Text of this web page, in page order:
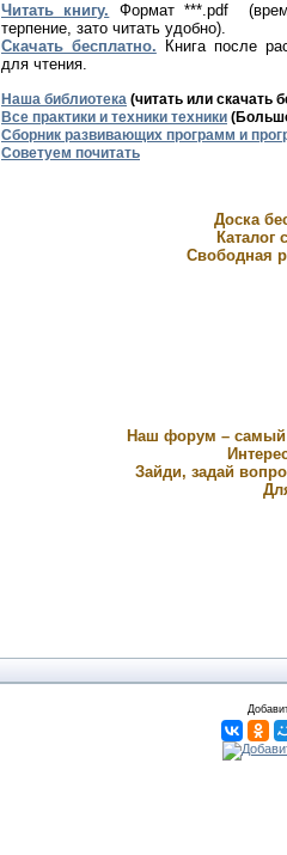
Читать книгу.
Формат ***.pdf
терпение, зато читать удобно).
Скачать бесплатно. Книга после
для чтения.
Наша библиотека (читать или скачать
Все практики и техники техники
Сборник развивающих программ и
Советуем почитать
Доска
Каталог
Свободная
Наш форум – самый
Зайди, задай